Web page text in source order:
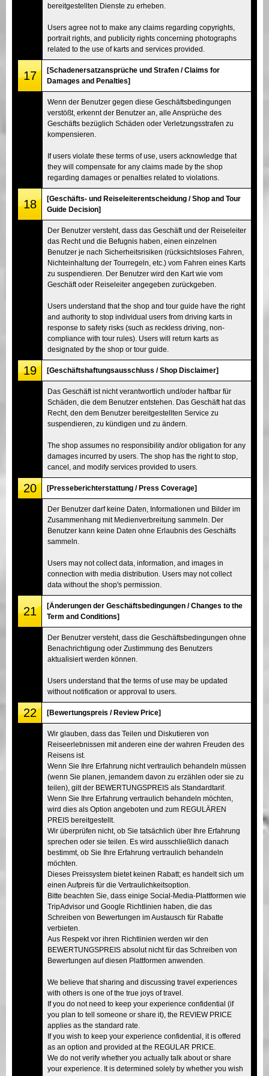
bereitgestellten Dienste zu erheben.
Users agree not to make any claims regarding copyrights,
portrait rights, and publicity rights concerning photographs
related to the use of karts and services provided.
17
[Schadenersatzansprüche und Strafen / Claims for
Damages and Penalties]
Wenn der Benutzer gegen diese Geschäftsbedingungen
verstößt, erkennt der Benutzer an, alle Ansprüche des
Geschäfts bezüglich Schäden oder Verletzungsstrafen zu
kompensieren.
If users violate these terms of use, users acknowledge that
they will compensate for any claims made by the shop
regarding damages or penalties related to violations.
18
[Geschäfts- und Reiseleiterentscheidung / Shop and Tour
Guide Decision]
Der Benutzer versteht, dass das Geschäft und der Reiseleiter
das Recht und die Befugnis haben, einen einzelnen
Benutzer je nach Sicherheitsrisiken (rücksichtsloses Fahren,
Nichteinhaltung der Tourregeln, etc.) vom Fahren eines Karts
zu suspendieren. Der Benutzer wird den Kart wie vom
Geschäft oder Reiseleiter angegeben zurückgeben.
Users understand that the shop and tour guide have the right
and authority to stop individual users from driving karts in
response to safety risks (such as reckless driving, non-
compliance with tour rules). Users will return karts as
designated by the shop or tour guide.
19 [Geschäftshaftungsausschluss / Shop Disclaimer]
Das Geschäft ist nicht verantwortlich und/oder haftbar für
Schäden, die dem Benutzer entstehen. Das Geschäft hat das
Recht, den dem Benutzer bereitgestellten Service zu
suspendieren, zu kündigen und zu ändern.
The shop assumes no responsibility and/or obligation for any
damages incurred by users. The shop has the right to stop,
cancel, and modify services provided to users.
20 [Presseberichterstattung / Press Coverage]
Der Benutzer darf keine Daten, Informationen und Bilder im
Zusammenhang mit Medienverbreitung sammeln. Der
Benutzer kann keine Daten ohne Erlaubnis des Geschäfts
sammeln.
Users may not collect data, information, and images in
connection with media distribution. Users may not collect
data without the shop's permission.
21
[Änderungen der Geschäftsbedingungen / Changes to the
Term and Conditions]
Der Benutzer versteht, dass die Geschäftsbedingungen ohne
Benachrichtigung oder Zustimmung des Benutzers
aktualisiert werden können.
Users understand that the terms of use may be updated
without notification or approval to users.
22 [Bewertungspreis / Review Price]
Wir glauben, dass das Teilen und Diskutieren von
Reiseerlebnissen mit anderen eine der wahren Freuden des
Reisens ist.
Wenn Sie Ihre Erfahrung nicht vertraulich behandeln müssen
(wenn Sie planen, jemandem davon zu erzählen oder sie zu
teilen), gilt der BEWERTUNGSPREIS als Standardtarif.
Wenn Sie Ihre Erfahrung vertraulich behandeln möchten,
wird dies als Option angeboten und zum REGULÄREN
PREIS bereitgestellt.
Wir überprüfen nicht, ob Sie tatsächlich über Ihre Erfahrung
sprechen oder sie teilen. Es wird ausschließlich danach
bestimmt, ob Sie Ihre Erfahrung vertraulich behandeln
möchten.
Dieses Preissystem bietet keinen Rabatt; es handelt sich um
einen Aufpreis für die Vertraulichkeitsoption.
Bitte beachten Sie, dass einige Social-Media-Plattformen wie
TripAdvisor und Google Richtlinien haben, die das
Schreiben von Bewertungen im Austausch für Rabatte
verbieten.
Aus Respekt vor ihren Richtlinien werden wir den
BEWERTUNGSPREIS absolut nicht für das Schreiben von
Bewertungen auf diesen Plattformen anwenden.
We believe that sharing and discussing travel experiences
with others is one of the true joys of travel.
If you do not need to keep your experience confidential (if
you plan to tell someone or share it), the REVIEW PRICE
applies as the standard rate.
If you wish to keep your experience confidential, it is offered
as an option and provided at the REGULAR PRICE.
We do not verify whether you actually talk about or share
your experience. It is determined solely by whether you wish